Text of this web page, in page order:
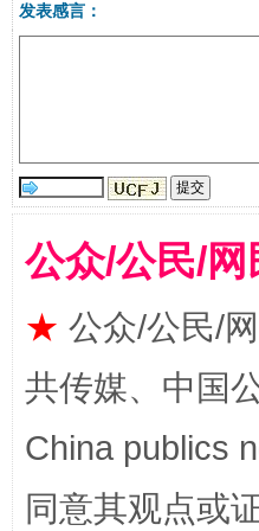
受贿1.44亿！段成刚
全民健身五年计划来了
发表感言：
公众/公民/
★ 公众/公民/
共传媒、中国
China publics
同意其观点或